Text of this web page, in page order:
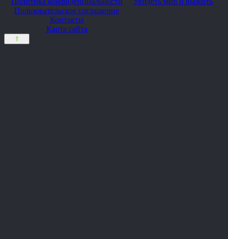
Пользовательское соглашение
Контакты
Карта сайта